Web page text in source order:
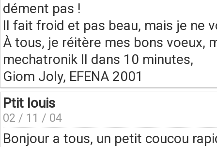
dément pas !
Il fait froid et pas beau, mais je ne
À tous, je réitère mes bons voeux,
mechatronik II dans 10 minutes,
Giom Joly, EFENA 2001
Ptit louis
02 / 11 / 04
Bonjour a tous, un petit coucou